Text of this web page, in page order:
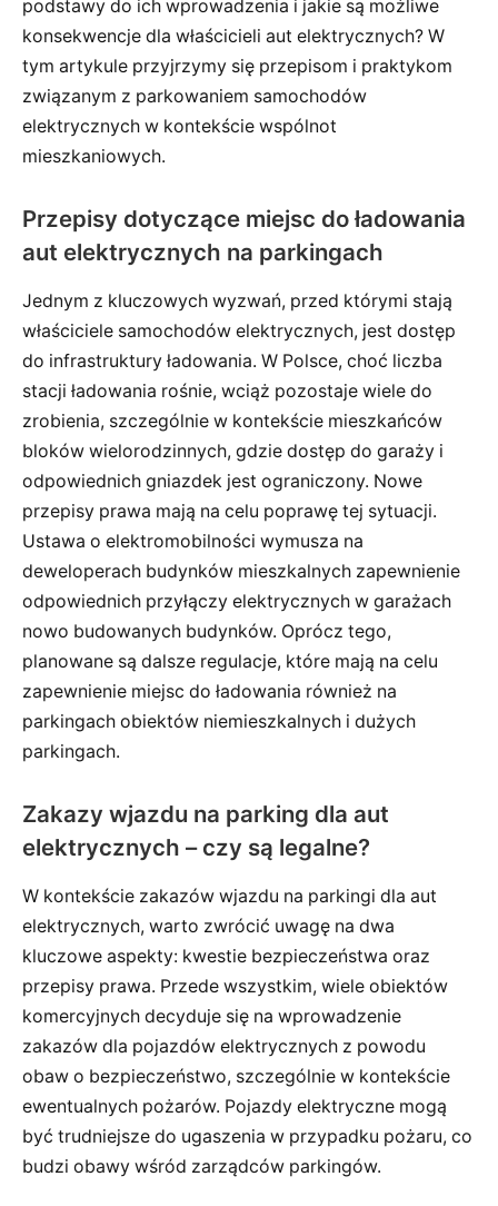
podstawy do ich wprowadzenia i jakie są możliwe
konsekwencje dla właścicieli aut elektrycznych? W
tym artykule przyjrzymy się przepisom i praktykom
związanym z parkowaniem samochodów
elektrycznych w kontekście wspólnot
mieszkaniowych.
Przepisy dotyczące miejsc do ładowania
aut elektrycznych na parkingach
Jednym z kluczowych wyzwań, przed którymi stają
właściciele samochodów elektrycznych, jest dostęp
do infrastruktury ładowania. W Polsce, choć liczba
stacji ładowania rośnie, wciąż pozostaje wiele do
zrobienia, szczególnie w kontekście mieszkańców
bloków wielorodzinnych, gdzie dostęp do garaży i
odpowiednich gniazdek jest ograniczony. Nowe
przepisy prawa mają na celu poprawę tej sytuacji.
Ustawa o elektromobilności wymusza na
deweloperach budynków mieszkalnych zapewnienie
odpowiednich przyłączy elektrycznych w garażach
nowo budowanych budynków. Oprócz tego,
planowane są dalsze regulacje, które mają na celu
zapewnienie miejsc do ładowania również na
parkingach obiektów niemieszkalnych i dużych
parkingach.
Zakazy wjazdu na parking dla aut
elektrycznych – czy są legalne?
W kontekście zakazów wjazdu na parkingi dla aut
elektrycznych, warto zwrócić uwagę na dwa
kluczowe aspekty: kwestie bezpieczeństwa oraz
przepisy prawa. Przede wszystkim, wiele obiektów
komercyjnych decyduje się na wprowadzenie
zakazów dla pojazdów elektrycznych z powodu
obaw o bezpieczeństwo, szczególnie w kontekście
ewentualnych pożarów. Pojazdy elektryczne mogą
być trudniejsze do ugaszenia w przypadku pożaru, co
budzi obawy wśród zarządców parkingów.